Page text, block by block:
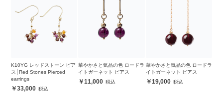
K10YG レッドストーン ピア
ス│Red Stones Pierced
earrings
33,000
華やかさと気品の色 ロードラ
イトガーネット ピアス
11,000
華やかさと気品の色 ロードラ
イトガーネット ピアス
19,000